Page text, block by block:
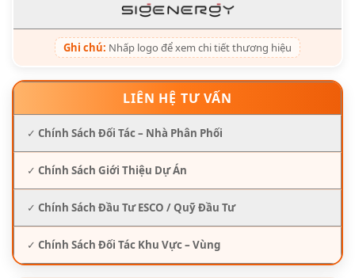
Ghi chú: Nhấp logo để xem chi tiết thương hiệu
LIÊN HỆ TƯ VẤN
✓ Chính Sách Đối Tác – Nhà Phân Phối
✓ Chính Sách Giới Thiệu Dự Án
✓ Chính Sách Đầu Tư ESCO / Quỹ Đầu Tư
✓ Chính Sách Đối Tác Khu Vực – Vùng